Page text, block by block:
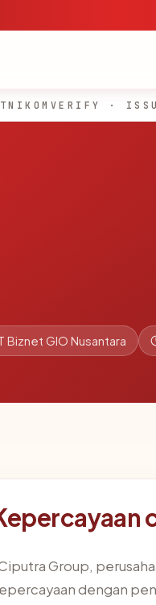
·
Biznet GIO Nusantara
Group,
dengan